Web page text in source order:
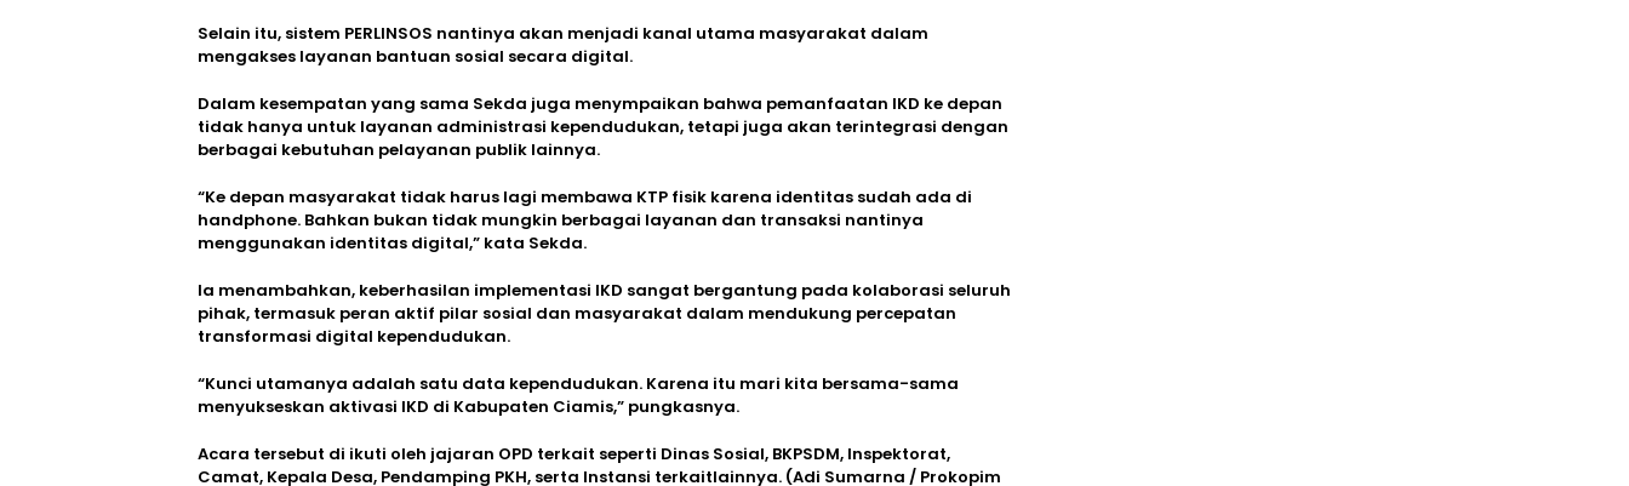
Selain itu, sistem PERLINSOS nantinya akan menjadi kanal utama masyarakat dalam
mengakses layanan bantuan sosial secara digital.
Dalam kesempatan yang sama Sekda juga menympaikan bahwa pemanfaatan IKD ke depan
tidak hanya untuk layanan administrasi kependudukan, tetapi juga akan terintegrasi dengan
berbagai kebutuhan pelayanan publik lainnya.
“Ke depan masyarakat tidak harus lagi membawa KTP fisik karena identitas sudah ada di
handphone. Bahkan bukan tidak mungkin berbagai layanan dan transaksi nantinya
menggunakan identitas digital,” kata Sekda.
Ia menambahkan, keberhasilan implementasi IKD sangat bergantung pada kolaborasi seluruh
pihak, termasuk peran aktif pilar sosial dan masyarakat dalam mendukung percepatan
transformasi digital kependudukan.
“Kunci utamanya adalah satu data kependudukan. Karena itu mari kita bersama-sama
menyukseskan aktivasi IKD di Kabupaten Ciamis,” pungkasnya.
Acara tersebut di ikuti oleh jajaran OPD terkait seperti Dinas Sosial, BKPSDM, Inspektorat,
Camat, Kepala Desa, Pendamping PKH, serta Instansi terkaitlainnya. (Adi Sumarna / Prokopim